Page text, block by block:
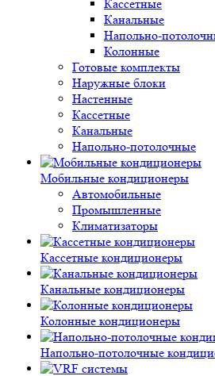
Кассетные
Канальные
Напольно-
Колонные
Готовые комплекты
Наружные блоки
Настенные
Кассетные
Канальные
Напольно-потолочные
Мобильные кондиционеры
Автомобильные
Промышленные
Климатизаторы
Кассетные кондиционеры
Канальные кондиционеры
Колонные кондиционеры
Напольно-потолочные